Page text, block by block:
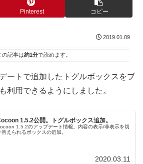
Pinterest コピー
2019.01.09
の記事は約1分で読めます。
ートで追加したトグルボックスをブ
利用できるようにしました。
1.5.2公開。トグルボックス追加。
1.5.2のアップデート情報。内容の表示/非表示を切
替えられるボックスの追加。
2020.03.11